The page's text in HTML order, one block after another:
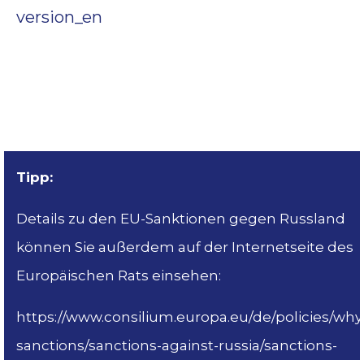
version_en
Tipp:
Details zu den EU-Sanktionen gegen Russland
können Sie außerdem auf der Internetseite des
Europäischen Rats einsehen:
https://www.consilium.europa.eu/de/policies/
sanctions/sanctions-against-russia/sanctions-